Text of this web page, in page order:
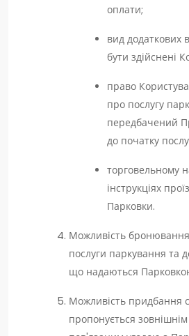
оплати;
вид додаткових
бути здійснені
право
про послугу
передбачений
до початку
торговельному
інструкціях
Парковки.
Можливість
послуги паркування та
що надаються
Можливість придбання
пропонується